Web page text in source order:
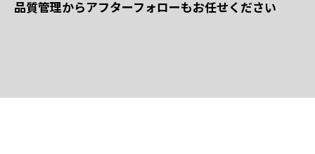
品質管理からアフターフォローもお任せください